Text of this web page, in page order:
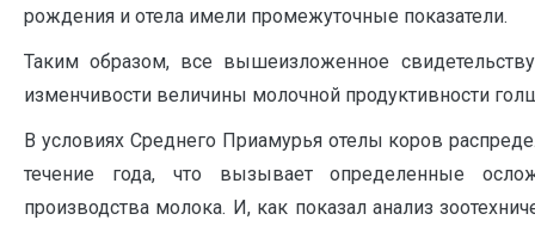
рождения и отела имели промежуточные показатели.
Таким образом, все вышеизложенное
изменчивости величины молочной продуктивности
В условиях Среднего Приамурья отелы коров
течение года, что вызывает определенные
производства молока. И, как показал анализ